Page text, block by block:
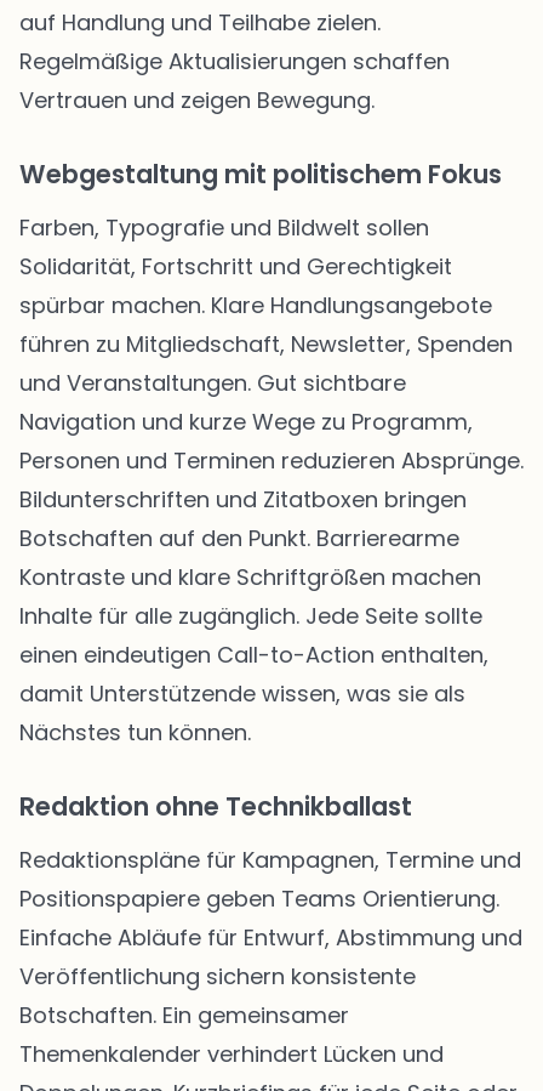
auf Handlung und Teilhabe zielen.
Regelmäßige Aktualisierungen schaffen
Vertrauen und zeigen Bewegung.
Webgestaltung mit politischem Fokus
Farben, Typografie und Bildwelt sollen
Solidarität, Fortschritt und Gerechtigkeit
spürbar machen. Klare Handlungsangebote
führen zu Mitgliedschaft, Newsletter, Spenden
und Veranstaltungen. Gut sichtbare
Navigation und kurze Wege zu Programm,
Personen und Terminen reduzieren Absprünge.
Bildunterschriften und Zitatboxen bringen
Botschaften auf den Punkt. Barrierearme
Kontraste und klare Schriftgrößen machen
Inhalte für alle zugänglich. Jede Seite sollte
einen eindeutigen Call-to-Action enthalten,
damit Unterstützende wissen, was sie als
Nächstes tun können.
Redaktion ohne Technikballast
Redaktionspläne für Kampagnen, Termine und
Positionspapiere geben Teams Orientierung.
Einfache Abläufe für Entwurf, Abstimmung und
Veröffentlichung sichern konsistente
Botschaften. Ein gemeinsamer
Themenkalender verhindert Lücken und